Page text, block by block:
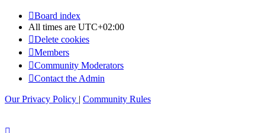
Board index
All times are UTC+02:00
Delete cookies
Members
Community Moderators
Contact the Admin
Our Privacy Policy | Community Rules